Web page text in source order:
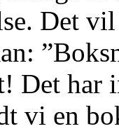
Det
Det har
vi en